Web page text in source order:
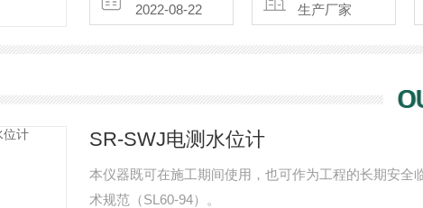
2022-08-22 生产厂家
SR-SWJ电测水位计
本仪器既可在施工期间使用，也可作为工程的长期安全
术规范（SL60-94）。